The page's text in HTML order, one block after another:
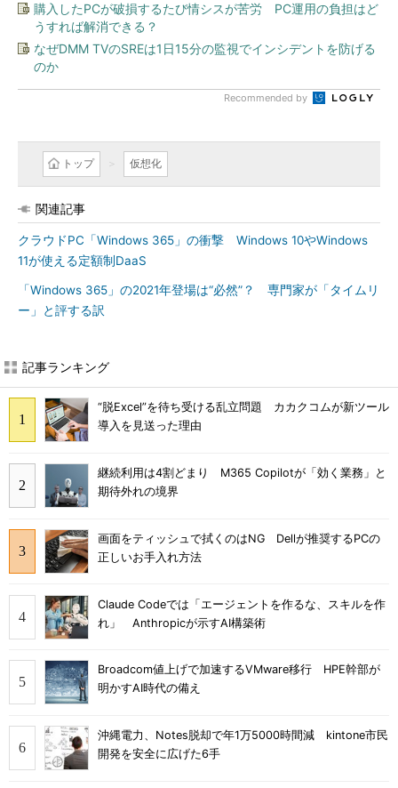
購入したPCが破損するたび情シスが苦労 PC運用の負担はど
うすれば解消できる？
なぜDMM TVのSREは1日15分の監視でインシデントを防げる
のか
Recommended by
トップ 仮想化
関連記事
クラウドPC「Windows 365」の衝撃 Windows 10やWindows
11が使える定額制DaaS
「Windows 365」の2021年登場は“必然”？ 専門家が「タイムリ
ー」と評する訳
記事ランキング
“脱Excel”を待ち受ける乱立問題 カカクコムが新ツール
導入を見送った理由
継続利用は4割どまり M365 Copilotが「効く業務」と
期待外れの境界
画面をティッシュで拭くのはNG Dellが推奨するPCの
正しいお手入れ方法
Claude Codeでは「エージェントを作るな、スキルを作
れ」 Anthropicが示すAI構築術
Broadcom値上げで加速するVMware移行 HPE幹部が
明かすAI時代の備え
沖縄電力、Notes脱却で年1万5000時間減 kintone市民
開発を安全に広げた6手